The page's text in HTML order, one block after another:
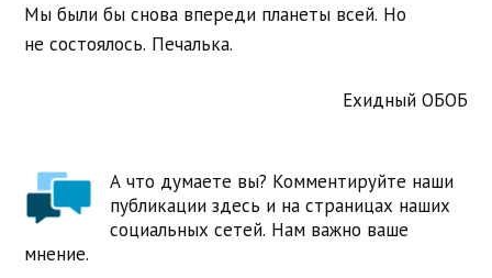
Мы были бы снова впереди планеты всей. Но
несостоялось. Печалька.
Ехидный ОБОБ
А что думаете вы? Комментируйте наши
публикации здесь и на страницах наших
социальных сетей. Нам важно ваше
мнение.